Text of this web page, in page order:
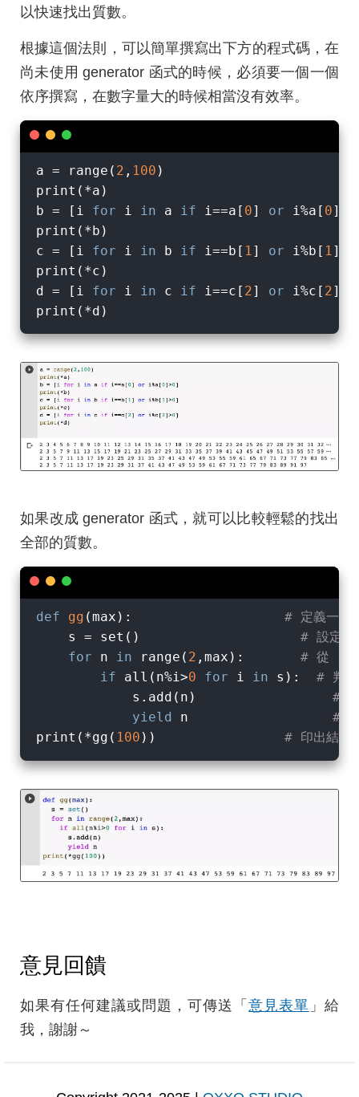
以快速找出質數。
根據這個法則，可以簡單撰寫出下方的程式碼，在
尚未使用 generator 函式的時候，必須要一個一個
依序撰寫，在數字量大的時候相當沒有效率。
a = range( 2 , 100
print(*a)
b = [i for i in a if i==a[ 0] or i%a[ 0]>
print(*b)
c = [i for i in b if i==b[ 1] or i%b[ 1]>
print(*c)
d = [i for i in c if i==c[ 2] or i%c[ 2]>
如果改成 generator 函式，就可以比較輕鬆的找出
全部的質數。
def gg (max ):
# 定義一
    s = set()
# 設定一
for n in range( 2 ,max): # 從
if all(n%i>0 for i in s): # 判
            s.add(n)
#
yield
n #
print(*gg( 100 )) # 印出結果
意見回饋
如果有任何建議或問題，可傳送「 意見表單 」給
我，謝謝～